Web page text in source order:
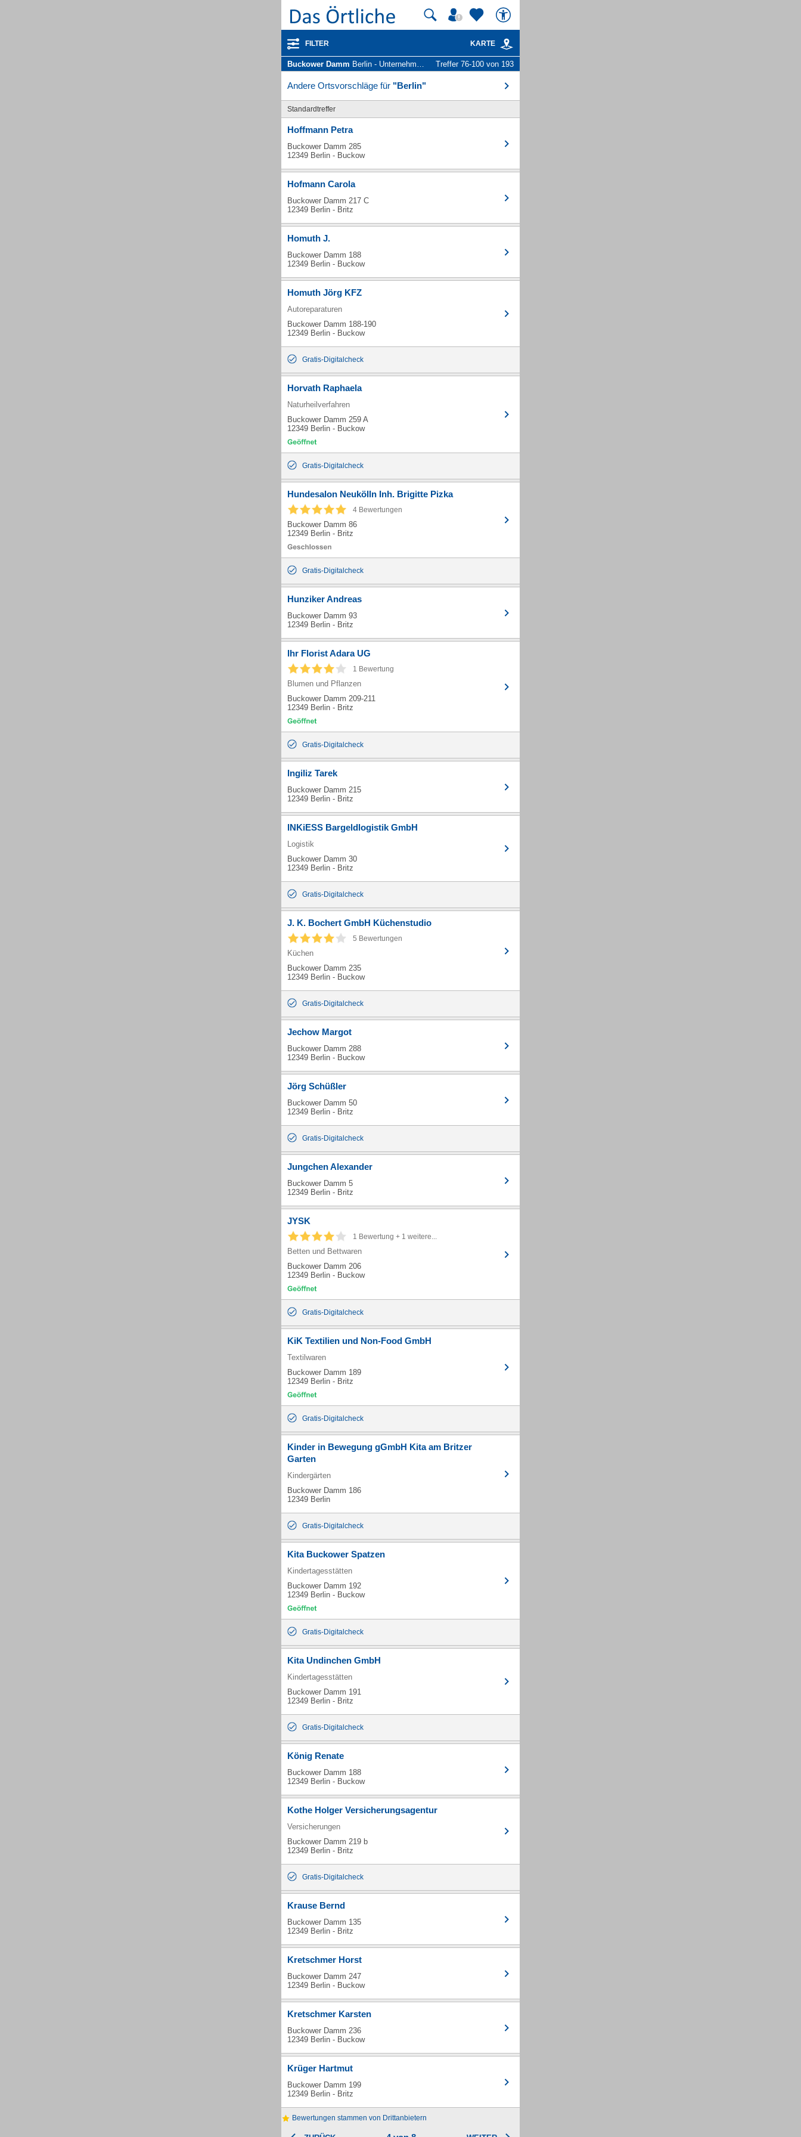
FILTER KARTE
Buckower Damm Berlin - Unternehmen und Personen Treffer 76-100 von 193
Andere Ortsvorschläge für "Berlin"
Standardtreffer
Hoffmann Petra
Buckower Damm 285
12349 Berlin - Buckow
Hofmann Carola
Buckower Damm 217 C
12349 Berlin - Britz
Homuth J.
Buckower Damm 188
12349 Berlin - Buckow
Homuth Jörg KFZ
Autoreparaturen
Buckower Damm 188-190
12349 Berlin - Buckow
Gratis-Digitalcheck
Horvath Raphaela
Naturheilverfahren
Buckower Damm 259 A
12349 Berlin - Buckow
Gratis-Digitalcheck
Hundesalon Neukölln Inh. Brigitte Pizka
4 Bewertungen
Buckower Damm 86
12349 Berlin - Britz
Gratis-Digitalcheck
Hunziker Andreas
Buckower Damm 93
12349 Berlin - Britz
Ihr Florist Adara UG
1 Bewertung
Blumen und Pflanzen
Buckower Damm 209-211
12349 Berlin - Britz
Gratis-Digitalcheck
Ingiliz Tarek
Buckower Damm 215
12349 Berlin - Britz
INKiESS Bargeldlogistik GmbH
Logistik
Buckower Damm 30
12349 Berlin - Britz
Gratis-Digitalcheck
J. K. Bochert GmbH Küchenstudio
5 Bewertungen
Küchen
Buckower Damm 235
12349 Berlin - Buckow
Gratis-Digitalcheck
Jechow Margot
Buckower Damm 288
12349 Berlin - Buckow
Jörg Schüßler
Buckower Damm 50
12349 Berlin - Britz
Gratis-Digitalcheck
Jungchen Alexander
Buckower Damm 5
12349 Berlin - Britz
JYSK
1 Bewertung + 1 weitere...
Betten und Bettwaren
Buckower Damm 206
12349 Berlin - Buckow
Gratis-Digitalcheck
KiK Textilien und Non-Food GmbH
Textilwaren
Buckower Damm 189
12349 Berlin - Britz
Gratis-Digitalcheck
Kinder in Bewegung gGmbH Kita am Britzer
Garten
Kindergärten
Buckower Damm 186
12349 Berlin
Gratis-Digitalcheck
Kita Buckower Spatzen
Kindertagesstätten
Buckower Damm 192
12349 Berlin - Buckow
Gratis-Digitalcheck
Kita Undinchen GmbH
Kindertagesstätten
Buckower Damm 191
12349 Berlin - Britz
Gratis-Digitalcheck
König Renate
Buckower Damm 188
12349 Berlin - Buckow
Kothe Holger Versicherungsagentur
Versicherungen
Buckower Damm 219 b
12349 Berlin - Britz
Gratis-Digitalcheck
Krause Bernd
Buckower Damm 135
12349 Berlin - Britz
Kretschmer Horst
Buckower Damm 247
12349 Berlin - Buckow
Kretschmer Karsten
Buckower Damm 236
12349 Berlin - Buckow
Krüger Hartmut
Buckower Damm 199
12349 Berlin - Britz
Bewertungen stammen von Drittanbietern